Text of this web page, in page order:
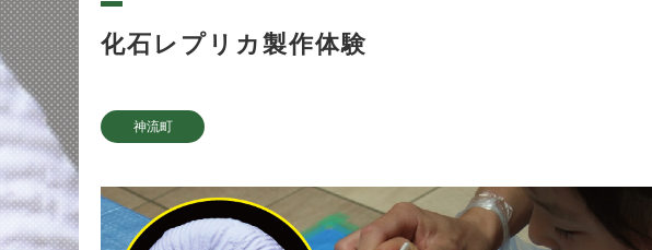
化石レプリカ製作体験
神流町